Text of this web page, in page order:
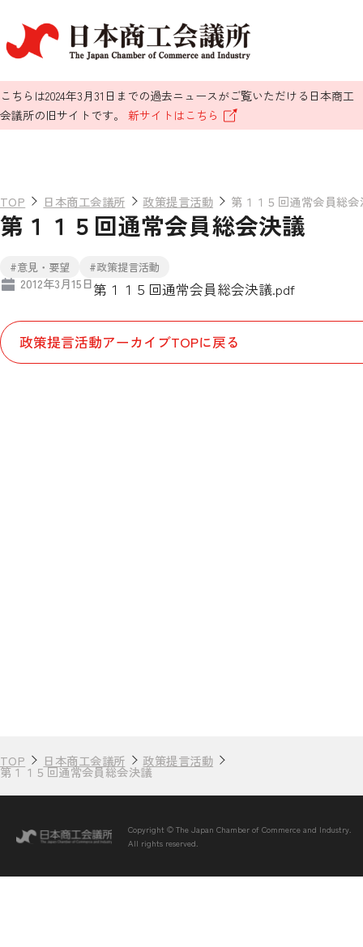
こちらは2024年3月31日までの過去ニュースがご覧いただける日本商工
会議所の旧サイトです。 新サイトはこちら
TOP 日本商工会議所 政策提言活動 第１１５回通常会員総会
第１１５回通常会員総会決議
#意見・要望 #政策提言活動
2012年3月15日第１１５回通常会員総会決議.pdf
政策提言活動アーカイブTOPに戻る
TOP 日本商工会議所 政策提言活動
第１１５回通常会員総会決議
Copyright © The Japan Chamber of Commerce and Industry.
All rights reserved.